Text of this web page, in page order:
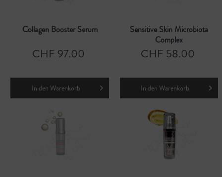
Collagen Booster Serum
CHF 97.00
In den Warenkorb
Sensitive Skin Microbiota
Complex
CHF 58.00
In den Warenkorb